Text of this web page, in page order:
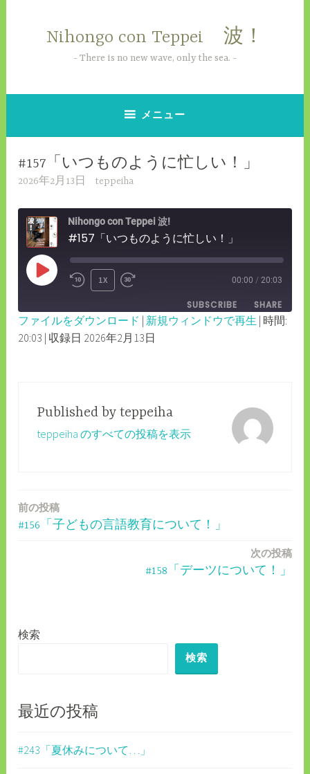
へ
Nihongo con Teppei 波！
There is no new wave, only the sea.
メニュー
#157「いつものように忙しい！」
2026年2月13日 teppeiha
Nihongo con Teppei 波!
#157「いつものように忙しい！」
PLAY
REWIND
10
SECONDS
1X
FAST
FORWARD
30
00:00 / 20:03
SUBSCRIBE SHARE
SHARE
ファイルをダウンロード | 新規ウィンドウで再生 | 時間:
20:03 | 収録日 2026年2月13日
Published by teppeiha
teppeiha のすべての投稿を表示
投
ー
ン
前の投稿
#156「子どもの言語教育について！」
次の投稿
#158「デーツについて！」
検索
検索
最近の投稿
#243「夏休みについて…」